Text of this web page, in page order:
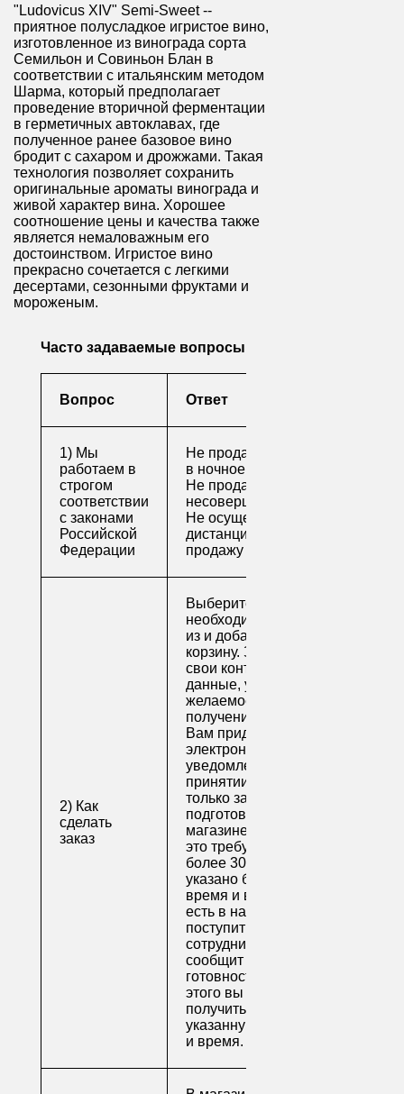
"Ludovicus XIV" Semi-Sweet --
приятное полусладкое игристое вино,
изготовленное из винограда сорта
Семильон и Совиньон Блан в
соответствии с итальянским методом
Шарма, который предполагает
проведение вторичной ферментации
в герметичных автоклавах, где
полученное ранее базовое вино
бродит с сахаром и дрожжами. Такая
технология позволяет сохранить
оригинальные ароматы винограда и
живой характер вина. Хорошее
соотношение цены и качества также
является немаловажным его
достоинством. Игристое вино
прекрасно сочетается с легкими
десертами, сезонными фруктами и
мороженым.
Часто задаваемые вопросы
Вопрос Ответ
1) Мы
работаем в
строгом
соответствии
с законами
Российской
Федерации
Не продаем алкоголь
в ночное время
Не продаем алкоголь
несовершеннолетним
Не осуществляем
дистанционную
продажу
2) Как
сделать
заказ
Выберите
необходимые товары
из и добавьте их в
корзину. Заполните
свои контактные
данные, укажите
желаемое время
получения заказа.
Вам придет по
электронной почте
уведомление о
принятии заказа. Как
только заказ
подготовят в
магазине (обычно на
это требуется не
более 30 минут, если
указано ближайшее
время и весь товар
есть в наличии), вам
поступит письмо от
сотрудника, который
сообщит о
готовности. После
этого вы можете
получить свой заказ в
указанную вами дату
и время.